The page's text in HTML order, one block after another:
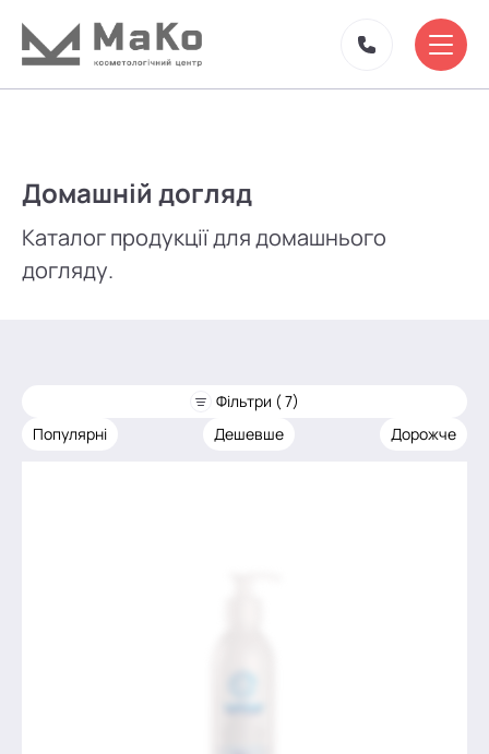
Домашній догляд
Каталог продукції для домашнього
догляду.
Фільтри ( 7)
Популярні
Дешевше Дорожче